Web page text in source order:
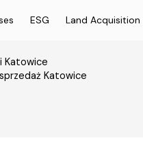
ESG Land Acquisition
Katowice
Katowice